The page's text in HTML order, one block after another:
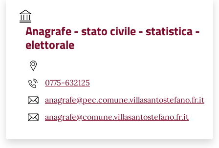
Anagrafe - stato civile - statistica -
elettorale
0775-632125
anagrafe@pec.comune.villasantostefano.fr.it
anagrafe@comune.villasantostefano.fr.it